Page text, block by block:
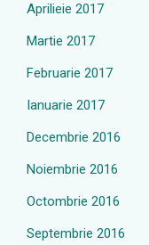
Aprilieie 2017
Martie 2017
Februarie 2017
Ianuarie 2017
Decembrie 2016
Noiembrie 2016
Octombrie 2016
Septembrie 2016